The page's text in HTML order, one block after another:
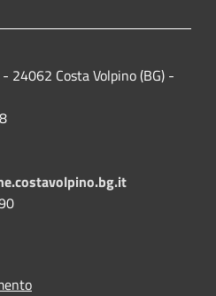
24062 Costa Volpino (BG) -